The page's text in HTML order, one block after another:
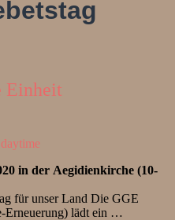
Einheit
in der Aegidienkirche (10-
für unser Land Die GGE
Erneuerung) lädt ein …